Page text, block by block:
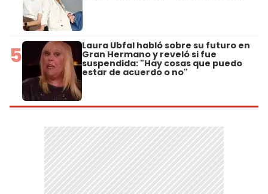
5 Laura Ubfal habló sobre su futuro en
Gran Hermano y reveló si fue
suspendida: "Hay cosas que puedo
estar de acuerdo o no"